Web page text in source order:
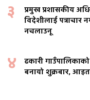
३
प्रमुख प्रशासकीय
विदेशीलाई पत्राचार
नचलाउनू
४
ढकारी
बनायो शुक्रबार,